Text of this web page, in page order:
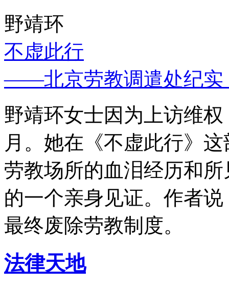
野靖环
不虚此行
——北京劳教调遣处纪实
野靖环女士因为上访维
月。她在《不虚此行》
劳教场所的血泪经历和
的一个亲身见证。作者
最终废除劳教制度。
法律天地